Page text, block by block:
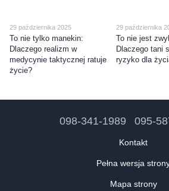
29 października 2025
To nie tylko manekin:
Dlaczego realizm w
medycynie taktycznej ratuje
życie?
29 października
To nie jest
Dlaczego tani
ryzyko dla
098-341-1989 095-
Kontakt
Pełna wersja
Mapa strony